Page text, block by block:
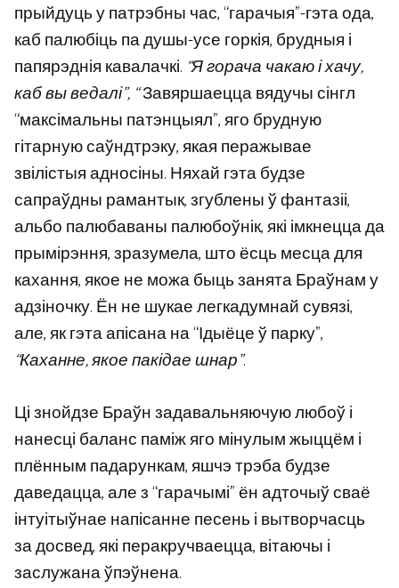
прыйдуць у патрэбны час, “гарачыя”-гэта ода,
каб палюбіць па душы-усе горкія, брудныя і
папярэднія кавалачкі. “Я горача чакаю і хачу,
каб вы ведалі”, “Завяршаецца вядучы сінгл
“максімальны патэнцыял”, яго брудную
гітарную саўндтрэку, якая перажывае
звілістыя адносіны. Няхай гэта будзе
сапраўдны рамантык, згублены ў фантазіі,
альбо палюбаваны палюбоўнік, які імкнецца да
прымірэння, зразумела, што ёсць месца для
кахання, якое не можа быць занята Браўнам у
адзіночку. Ён не шукае легкадумнай сувязі,
але, як гэта апісана на “Ідыёце ў парку”,
“Каханне, якое пакідае шнар”.
Ці знойдзе Браўн задавальняючую любоў і
нанесці баланс паміж яго мінулым жыццём і
плённым падарункам, яшчэ трэба будзе
даведацца, але з “гарачымі” ён адточыў сваё
інтуітыўнае напісанне песень і вытворчасць
за досвед, які перакручваецца, вітаючы і
заслужана ўпэўнена.